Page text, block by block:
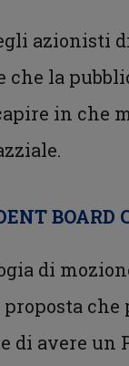
azionisti
che la
in che
di
di avere un